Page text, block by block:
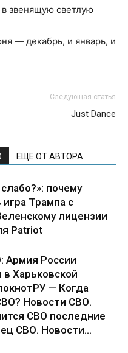
звенящую светлую
— декабрь, и январь, и
Следующая статья
Just Dance
ЕЩЕ ОТ АВТОРА
почему
Трампа с
лицензии
Patriot
Армия России
Харьковской
— Когда
Новости СВО.
СВО последние
СВО. Новости...